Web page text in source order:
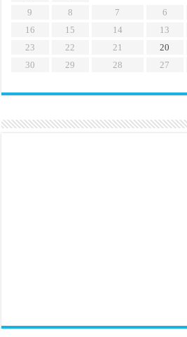
6
7
8
9
13
14
15
16
20
21
22
23
27
28
29
30